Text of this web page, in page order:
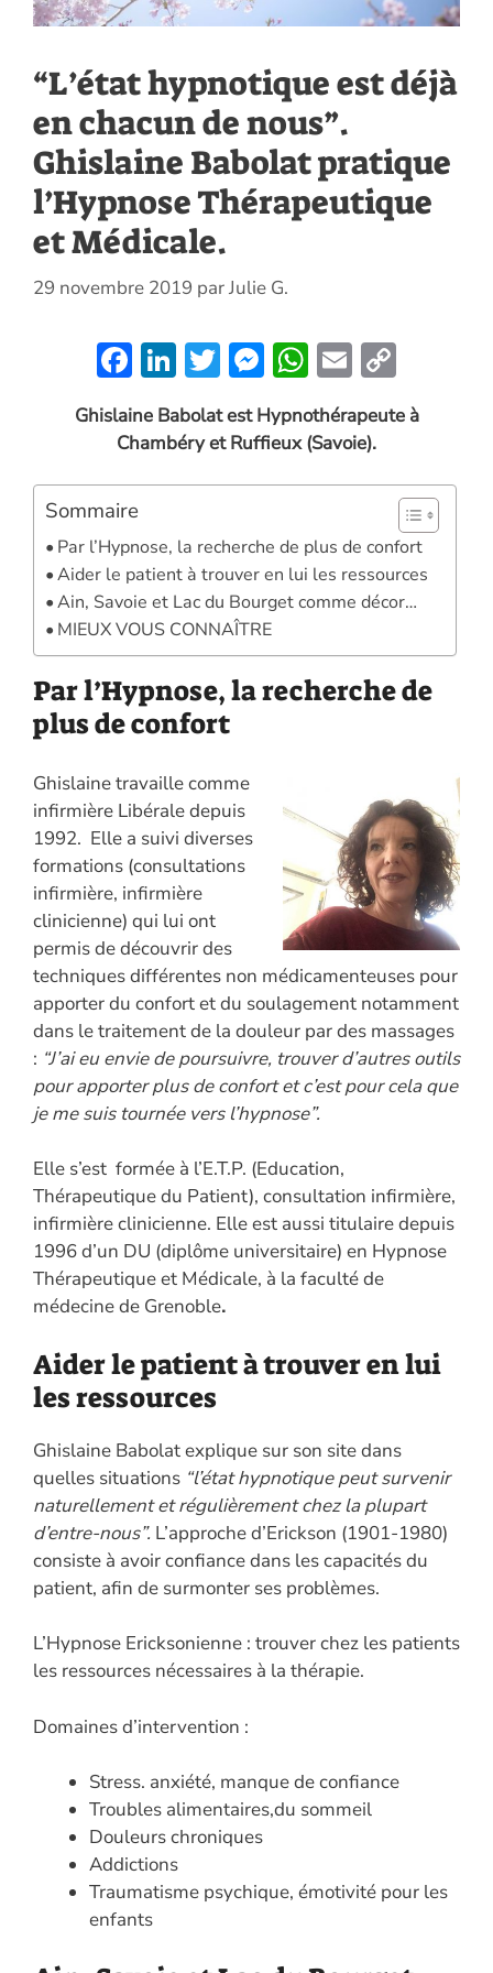
“L’état hypnotique est déjà
en chacun de nous”.
Ghislaine Babolat pratique
l’Hypnose Thérapeutique
et Médicale.
29 novembre 2019 parJulie G.
F
ac
e
b
o
o
k
Li
n
k
e
dI
n
T
w
itt
er
M
es
se
n
g
er
W
h
at
s
A
p
p
E
m
ai
l
o
p
Li
n
k
Ghislaine Babolat est Hypnothérapeute à
Chambéry et Ruffieux (Savoie).
Sommaire
Par l’Hypnose, la recherche de plus de confort
Aider le patient à trouver en lui les ressources
Ain, Savoie et Lac du Bourget comme décor…
MIEUX VOUS CONNAÎTRE
Par l’Hypnose, la recherche de
plus de confort
Ghislaine travaille comme
infirmière Libérale depuis
1992. Elle a suivi diverses
formations (consultations
infirmière, infirmière
clinicienne) qui lui ont
permis de découvrir des
techniques différentes non médicamenteuses pour
apporter du confort et du soulagement notamment
dans le traitement de la douleur par des massages
: “J’ai eu envie de poursuivre, trouver d’autres outils
pour apporter plus de confort et c’est pour cela que
je me suis tournée vers l’hypnose”.
Elle s’est formée à l’E.T.P. (Education,
Thérapeutique du Patient), consultation infirmière,
infirmière clinicienne. Elle est aussi titulaire depuis
1996 d’un DU (diplôme universitaire) en Hypnose
Thérapeutique et Médicale, à la faculté de
médecine de Grenoble.
Aider le patient à trouver en lui
les ressources
Ghislaine Babolat explique sur son site dans
quelles situations “l’état hypnotique peut survenir
naturellement et régulièrement chez la plupart
d’entre-nous”. L’approche d’Erickson (1901-1980)
consiste à avoir confiance dans les capacités du
patient, afin de surmonter ses problèmes.
L’Hypnose Ericksonienne : trouver chez les patients
les ressources nécessaires à la thérapie.
Domaines d’intervention :
Stress. anxiété, manque de confiance
Troubles alimentaires,du sommeil
Douleurs chroniques
Addictions
Traumatisme psychique, émotivité pour les
enfants